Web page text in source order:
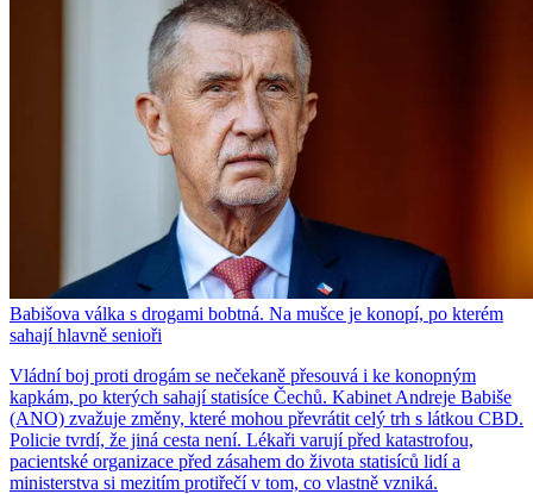
Babišova válka s drogami bobtná. Na mušce je konopí, po kterém
sahají hlavně senioři
Vládní boj proti drogám se nečekaně přesouvá i ke konopným
kapkám, po kterých sahají statisíce Čechů. Kabinet Andreje Babiše
(ANO) zvažuje změny, které mohou převrátit celý trh s látkou CBD.
Policie tvrdí, že jiná cesta není. Lékaři varují před katastrofou,
pacientské organizace před zásahem do života statisíců lidí a
ministerstva si mezitím protiřečí v tom, co vlastně vzniká.